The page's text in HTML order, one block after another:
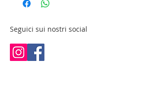
Seguici sui nostri social